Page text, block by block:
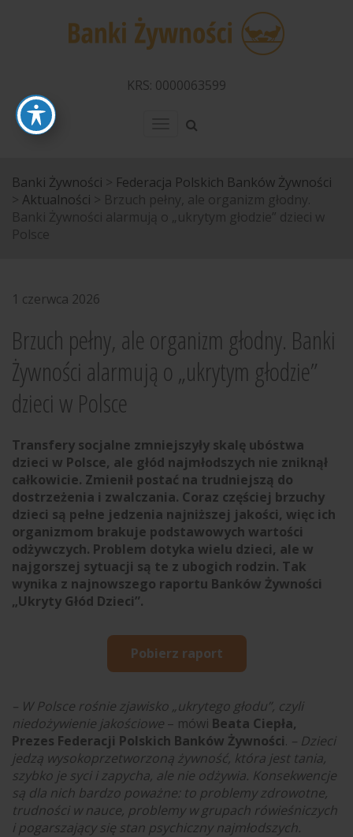
KRS: 0000063599
Menu
Banki Żywności > Federacja Polskich Banków Żywności
> Aktualności > Brzuch pełny, ale organizm głodny.
Banki Żywności alarmują o „ukrytym głodzie” dzieci w
Polsce
1 czerwca 2026
Brzuch pełny, ale organizm głodny. Banki
Żywności alarmują o „ukrytym głodzie”
dzieci w Polsce
Transfery socjalne zmniejszyły skalę ubóstwa
dzieci w Polsce, ale głód najmłodszych nie zniknął
całkowicie. Zmienił postać na trudniejszą do
dostrzeżenia i zwalczania. Coraz częściej brzuchy
dzieci są pełne jedzenia najniższej jakości, więc ich
organizmom brakuje podstawowych wartości
odżywczych. Problem dotyka wielu dzieci, ale w
najgorszej sytuacji są te z ubogich rodzin. Tak
wynika z najnowszego raportu Banków Żywności
„Ukryty Głód Dzieci”.
Pobierz raport
– W Polsce rośnie zjawisko „ukrytego głodu”, czyli
niedożywienie jakościowe – mówi Beata Ciepła,
Prezes Federacji Polskich Banków Żywności. – Dzieci
jedzą wysokoprzetworzoną żywność, która jest tania,
szybko je syci i zapycha, ale nie odżywia. Konsekwencje
są dla nich bardzo poważne: to problemy zdrowotne,
trudności w nauce, problemy w grupach rówieśniczych
i pogarszający się stan psychiczny najmłodszych.